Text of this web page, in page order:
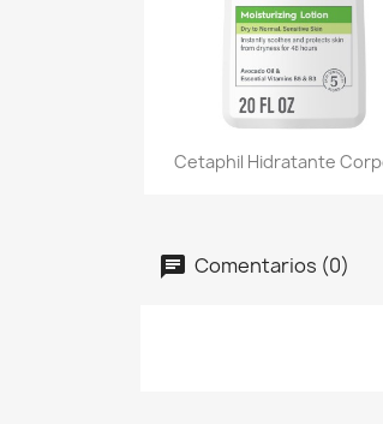
Vista rápida
Cetaphil Hidratante
Comentarios (0)